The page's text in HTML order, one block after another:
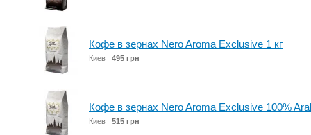
Кофе в зернах Nero Aroma Exclusive 1 кг
Киев 495 грн
Кофе в зернах Nero Aroma Exclusive 100%
Киев 515 грн